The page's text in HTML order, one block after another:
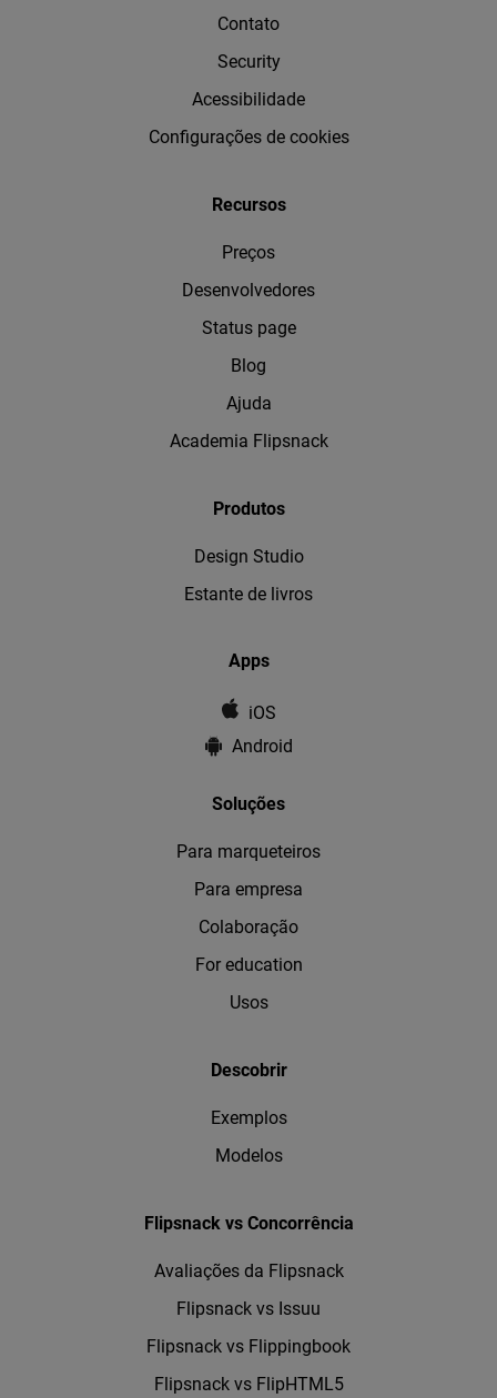
Contato
Security
Acessibilidade
Configurações de cookies
Recursos
Preços
Desenvolvedores
Status page
Blog
Ajuda
Academia Flipsnack
Produtos
Design Studio
Estante de livros
Apps
iOS
Android
Soluções
Para marqueteiros
Para empresa
Colaboração
For education
Usos
Descobrir
Exemplos
Modelos
Flipsnack vs Concorrência
Avaliações da Flipsnack
Flipsnack vs Issuu
Flipsnack vs Flippingbook
Flipsnack vs FlipHTML5